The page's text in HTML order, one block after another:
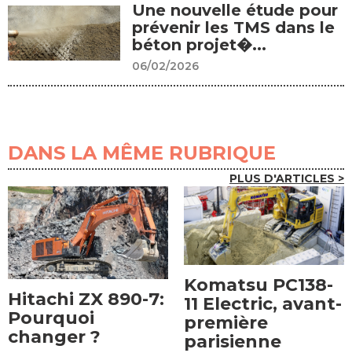
Une nouvelle étude pour
prévenir les TMS dans le
béton projet�...
06/02/2026
DANS LA MÊME RUBRIQUE
PLUS D'ARTICLES >
Hitachi ZX 890-7:
Pourquoi
changer ?
Komatsu PC138-
11 Electric, avant-
première
parisienne